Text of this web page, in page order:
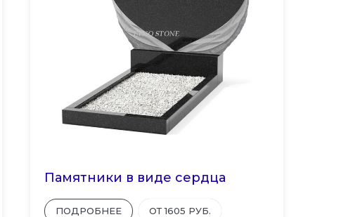
Памятники в виде сердца
ПОДРОБНЕЕ ОТ 1605 РУБ.